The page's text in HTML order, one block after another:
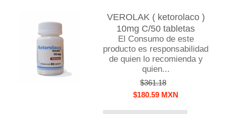
VEROLAK ( ketorolaco )
10mg C/50 tabletas
El Consumo de este
producto es responsabilidad
de quien lo recomienda y
quien...
$361.18
$180.59 MXN